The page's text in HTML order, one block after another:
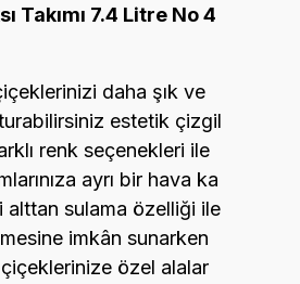
Takımı 7.4 Litre No 4
daha şık ve
estetik çizgil
renk seçenekleri ile
ayrı bir hava ka
alttan sulama özelliği ile
imkân sunarken
özel alalar